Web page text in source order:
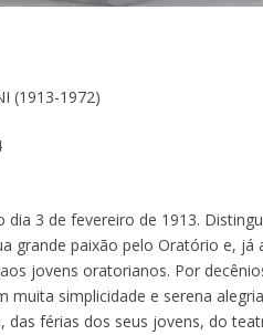
(1913-1972)
3 de fevereiro de 1913.
grande paixão pelo Oratório e, já
jovens oratorianos. Por
muita simplicidade e serena
férias dos seus jovens, do